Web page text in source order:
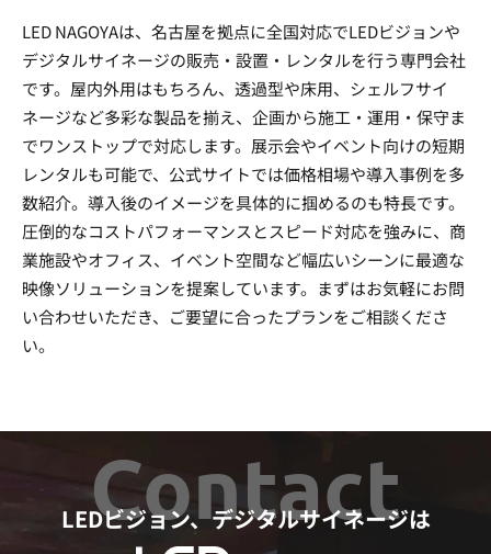
LED NAGOYAは、名古屋を拠点に全国対応でLEDビジョンや
デジタルサイネージの販売・設置・レンタルを行う専門会社
です。屋内外用はもちろん、透過型や床用、シェルフサイ
ネージなど多彩な製品を揃え、企画から施工・運用・保守ま
でワンストップで対応します。展示会やイベント向けの短期
レンタルも可能で、公式サイトでは価格相場や導入事例を多
数紹介。導入後のイメージを具体的に掴めるのも特長です。
圧倒的なコストパフォーマンスとスピード対応を強みに、商
業施設やオフィス、イベント空間など幅広いシーンに最適な
映像ソリューションを提案しています。まずはお気軽にお問
い合わせいただき、ご要望に合ったプランをご相談くださ
い。
Contact
LEDビジョン、デジタルサイネージは